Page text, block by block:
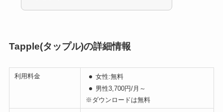
Tapple(タップル)の詳細情報
利用料金
女性:無料
男性3,700円/月～
※ダウンロードは無料